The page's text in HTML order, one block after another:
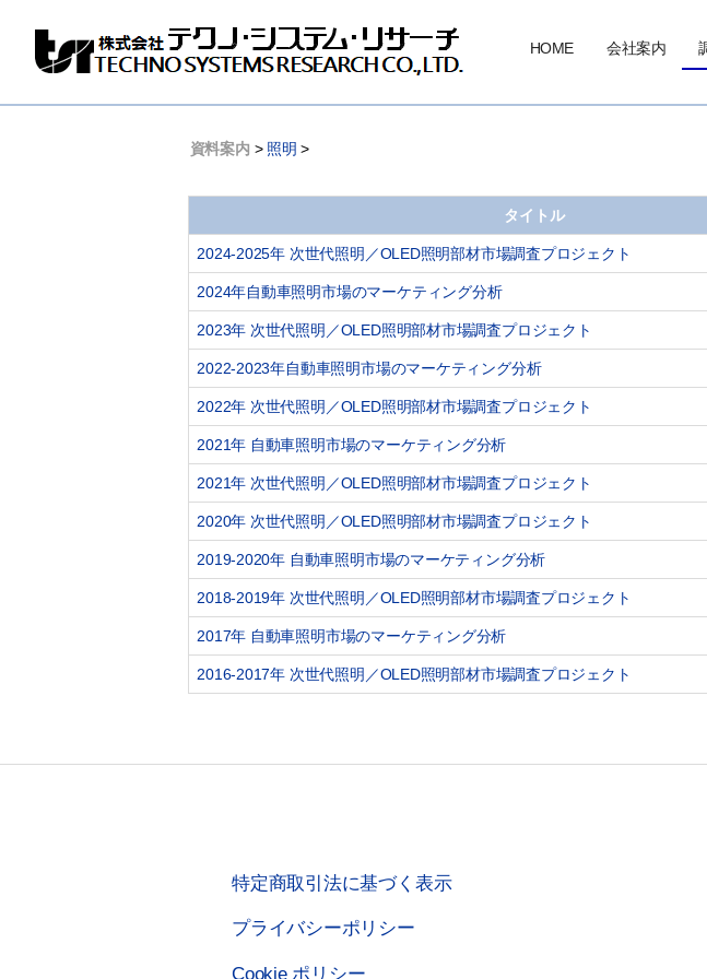
式
HOME 会社案内
資料案内 > 照明 >
タイトル
2024-2025年 次世代照明／OLED照明部材市場調査プロジェクト
2024年自動車照明市場のマーケティング分析
2023年 次世代照明／OLED照明部材市場調査プロジェクト
2022-2023年自動車照明市場のマーケティング分析
2022年 次世代照明／OLED照明部材市場調査プロジェクト
2021年 自動車照明市場のマーケティング分析
2021年 次世代照明／OLED照明部材市場調査プロジェクト
2020年 次世代照明／OLED照明部材市場調査プロジェクト
2019-2020年 自動車照明市場のマーケティング分析
2018-2019年 次世代照明／OLED照明部材市場調査プロジェクト
2017年 自動車照明市場のマーケティング分析
2016-2017年 次世代照明／OLED照明部材市場調査プロジェクト
特定商取引法に基づく表示
プライバシーポリシー
Cookie ポリシー